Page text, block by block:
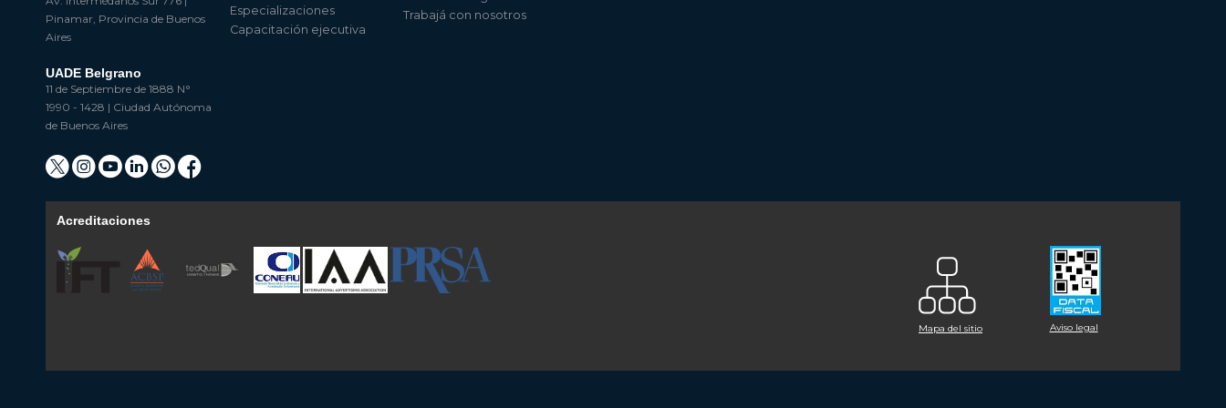
Pinamar, Provincia de Buenos
Aires
UADE Belgrano
11 de Septiembre de 1888 N°
1990 - 1428 | Ciudad Autónoma
de Buenos Aires
Especializaciones
Capacitación ejecutiva
Trabajá con nosotros
Acreditaciones
Mapa del sitio Aviso legal